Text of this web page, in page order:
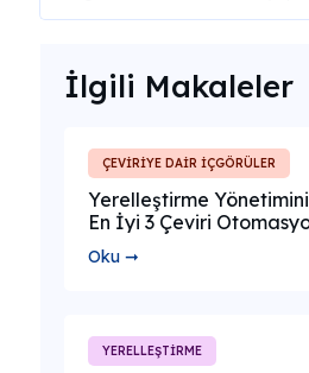
İlgili Makaleler
ÇEVİRİYE DAİR İÇGÖRÜLER
Yerelleştirme
En İyi 3 Çeviri
Oku ➞
YERELLEŞTİRME